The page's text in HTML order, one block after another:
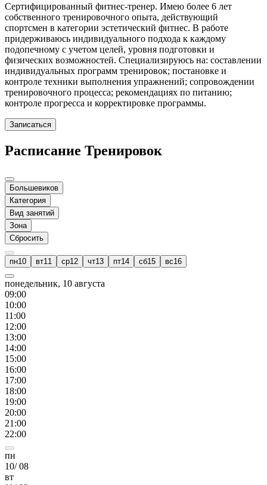
Сертифицированный фитнес-тренер. Имею более 6 лет
собственного тренировочного опыта, действующий
спортсмен в категории эстетический фитнес. В работе
придерживаюсь индивидуального подхода к каждому
подопечному с учетом целей, уровня подготовки и
физических возможностей. Специализируюсь на: составлении
индивидуальных программ тренировок; постановке и
контроле техники выполнения упражнений; сопровождении
тренировочного процесса; рекомендациях по питанию;
контроле прогресса и корректировке программы.
Записаться
Расписание Тренировок
Большевиков
Категория
Вид занятий
Зона
Сбросить
пн10 вт11 ср12 чт13 пт14 сб15 вс16
понедельник, 10 августа
09:00
10:00
11 :00
12:00
13:00
14:00
15:00
16:00
17:00
18:00
19:00
20:00
21 :00
22:00
пн
10/08
вт